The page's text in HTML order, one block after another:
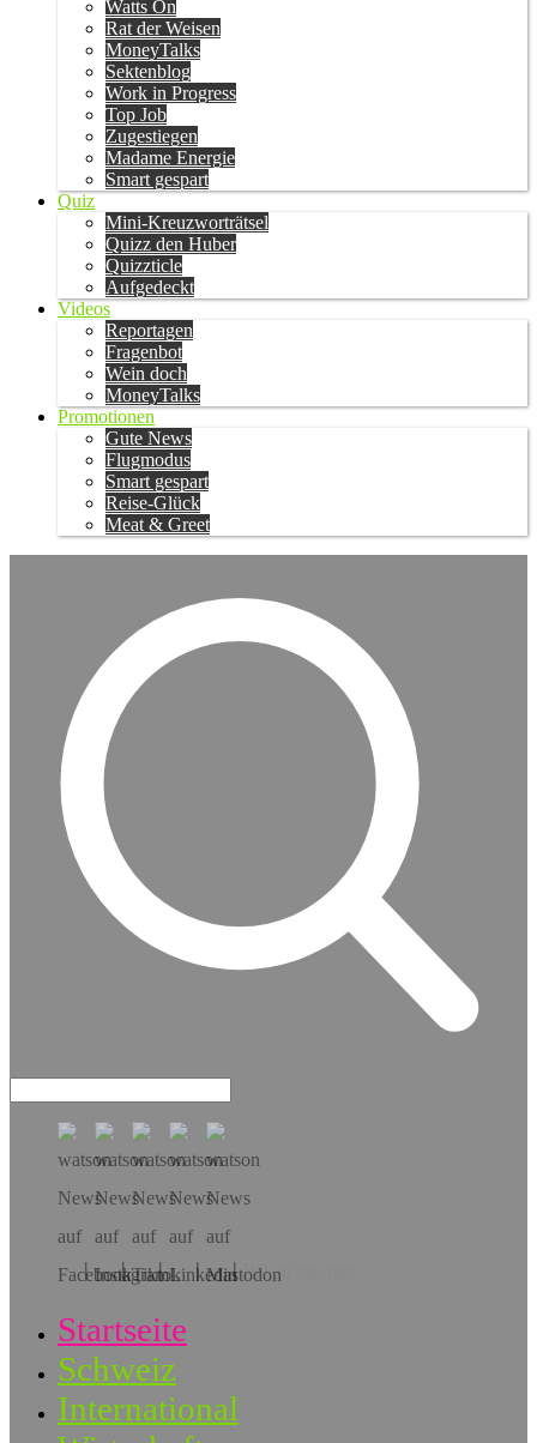
Watts On
Rat der Weisen
MoneyTalks
Sektenblog
Work in Progress
Top Job
Zugestiegen
Madame Energie
Smart gespart
Quiz
Mini-Kreuzworträtsel
Quizz den Huber
Quizzticle
Aufgedeckt
Videos
Reportagen
Fragenbot
Wein doch
MoneyTalks
Promotionen
Gute News
Flugmodus
Smart gespart
Reise-Glück
Meat & Greet
Hol dir die App!
Startseite
Schweiz
International